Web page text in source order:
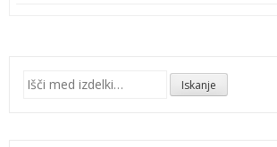
Išči: Iskanje